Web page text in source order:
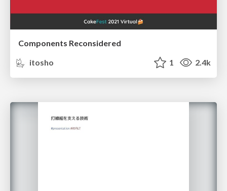
Components Reconsidered
itosho
1 2.4k